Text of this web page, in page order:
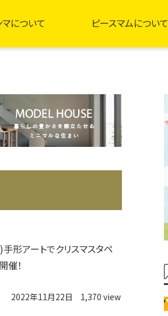
について ピースマムについて
形アートでクリスマスタペ
催！
2022年11月22日 1,370 view